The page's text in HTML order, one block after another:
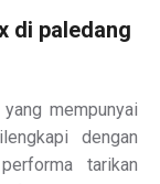
di paledang
mempunyai
dengan
tarikan